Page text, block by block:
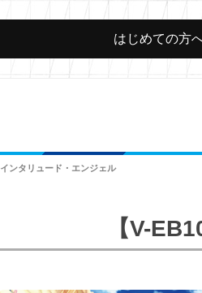
はじめての方
インタリュード・エンジェル
【V-